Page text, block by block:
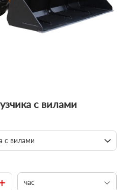
с вилами
с вилами
час